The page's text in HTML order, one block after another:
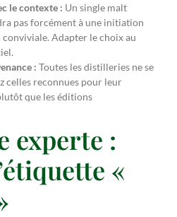
le contexte : Un single malt
pas forcément à une initiation
Adapter le choix au
: Toutes les distilleries ne se
celles reconnues pour leur
que les éditions
experte :
«